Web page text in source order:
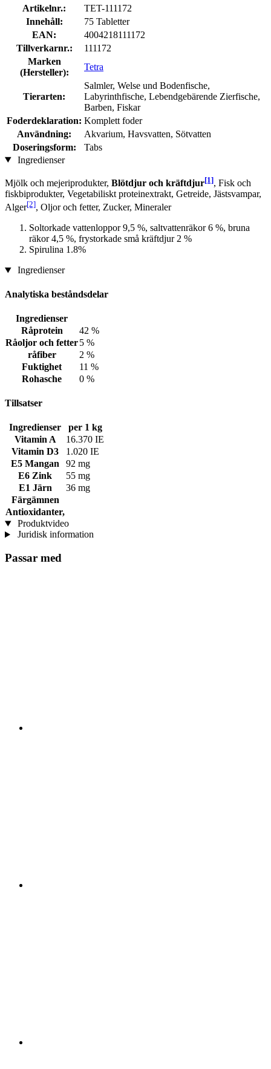
Artikelnr.:
TET-111172
Innehåll:
75 Tabletter
EAN:
4004218111172
Tillverkarnr.:
111172
Marken
(Hersteller):
Tetra
Tierarten:
Salmler, Welse und Bodenfische,
Labyrinthfische, Lebendgebärende Zierfische,
Barben, Fiskar
Foderdeklaration: Komplett foder
Användning:
Akvarium, Havsvatten, Sötvatten
Doseringsform:
Tabs
Ingredienser
Mjölk och mejeriprodukter, Blötdjur och kräftdjur[1], Fisk och
fiskbiprodukter, Vegetabiliskt proteinextrakt, Getreide, Jästsvampar,
Alger[2], Oljor och fetter, Zucker, Mineraler
Soltorkade vattenloppor 9,5 %, saltvattenräkor 6 %, bruna
räkor 4,5 %, frystorkade små kräftdjur 2 %
Spirulina 1.8%
Ingredienser
Analytiska beståndsdelar
Ingredienser
Råprotein
42 %
Råoljor och fetter5 %
råfiber
2 %
Fuktighet
11 %
Rohasche
0 %
Tillsatser
Ingredienser
per 1 kg
Vitamin A
16.370 IE
Vitamin D3
1.020 IE
E5 Mangan
92 mg
E6 Zink
55 mg
E1 Järn
36 mg
Färgämnen
Antioxidanter,
Produktvideo
Juridisk information
Passar med